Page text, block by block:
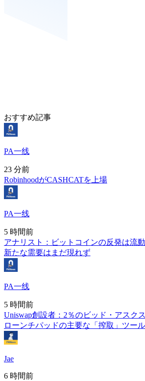
おすすめ記事
PA一线
23 分前
RobinhoodがCASHCATを上場
PA一线
5 時間前
アナリスト：ビットコインの反発は流
新たな需要はまだ現れず
PA一线
5 時間前
Uniswap創設者：2％のビッド・アスク
ローンチパッドの主要な「搾取」ツール
Jae
6 時間前